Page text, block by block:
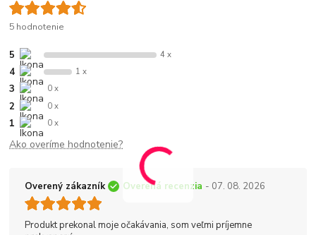
5 hodnotenie
5 4 x
4 1 x
3 0 x
2 0 x
1 0 x
Ako overíme hodnotenie?
Overený zákazník Overená recenzia - 07. 08. 2026
Produkt prekonal moje očakávania, som veľmi príjemne